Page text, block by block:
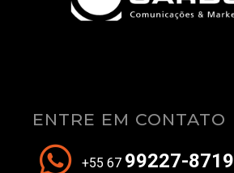
ENTRE EM CONTATO
+55 67 99227-8719